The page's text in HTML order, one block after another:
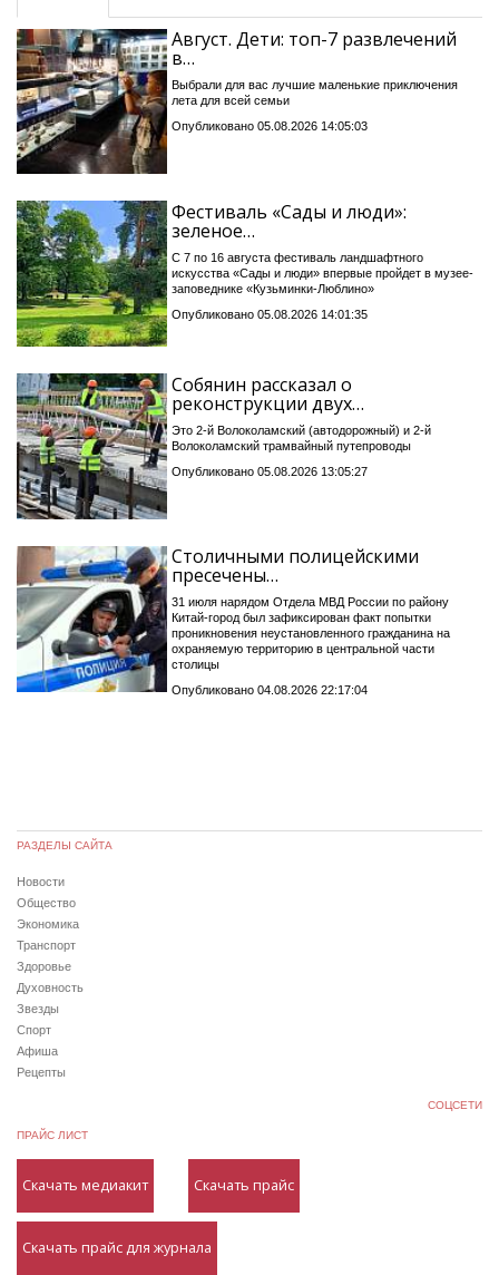
Август. Дети: топ-7 развлечений
в…
Выбрали для вас лучшие маленькие приключения
лета для всей семьи
Опубликовано 05.08.2026 14:05:03
Фестиваль «Сады и люди»:
зеленое…
С 7 по 16 августа фестиваль ландшафтного
искусства «Сады и люди» впервые пройдет в музее-
заповеднике «Кузьминки-Люблино»
Опубликовано 05.08.2026 14:01:35
Собянин рассказал о
реконструкции двух…
Это 2-й Волоколамский (автодорожный) и 2-й
Волоколамский трамвайный путепроводы
Опубликовано 05.08.2026 13:05:27
Столичными полицейскими
пресечены…
31 июля нарядом Отдела МВД России по району
Китай-город был зафиксирован факт попытки
проникновения неустановленного гражданина на
охраняемую территорию в центральной части
столицы
Опубликовано 04.08.2026 22:17:04
РАЗДЕЛЫ САЙТА
Новости
Общество
Экономика
Транспорт
Здоровье
Духовность
Звезды
Спорт
Афиша
Рецепты
СОЦСЕТИ
ПРАЙС ЛИСТ
Скачать медиакит Скачать прайс
Скачать прайс для журнала